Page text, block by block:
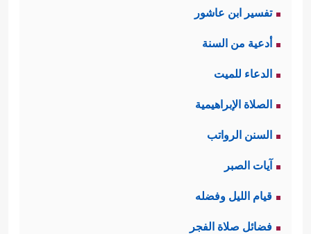
تفسير ابن عاشور
أدعية من السنة
الدعاء للميت
الصلاة الإبراهيمية
السنن الرواتب
آيات الصبر
قيام الليل وفضله
فضائل صلاة الفجر